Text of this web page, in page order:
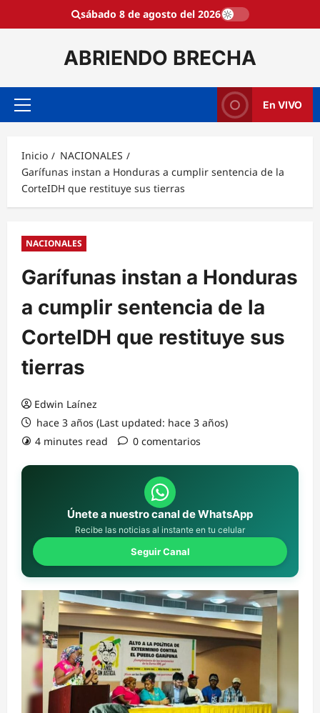
sábado 8 de agosto del 2026
ABRIENDO BRECHA
Menú
En VIVO
Inicio
NACIONALES
Garífunas instan a Honduras a cumplir sentencia de la
CorteIDH que restituye sus tierras
NACIONALES
Garífunas instan a Honduras
a cumplir sentencia de la
CorteIDH que restituye sus
tierras
Edwin Laínez
hace 3 años (Last updated: hace 3 años)
4 minutes read
0 comentarios
Únete a nuestro canal de WhatsApp
Recibe las noticias al instante en tu celular
Seguir Canal